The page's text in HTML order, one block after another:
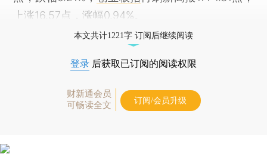
上涨16.57点，涨幅0.94%。
本文共计1221字 订阅后继续阅读
登录 后获取已订阅的阅读权限
财新通会员
可畅读全文
订阅/会员升级